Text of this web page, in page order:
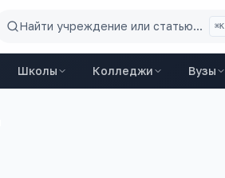
Найти учреждение или статью... ⌘K
Школы Колледжи Вузы